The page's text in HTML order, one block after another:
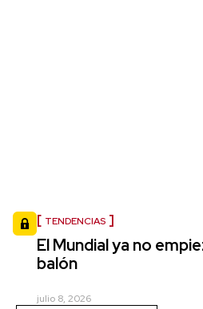
TENDENCIAS
El Mundial ya no
balón
julio 8, 2026